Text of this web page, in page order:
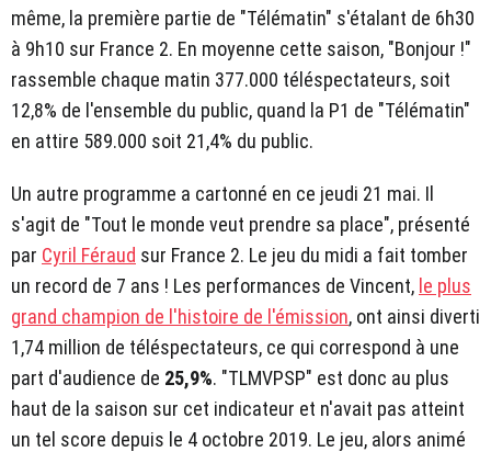
même, la première partie de "Télématin" s'étalant de 6h30
à 9h10 sur France 2. En moyenne cette saison, "Bonjour !"
rassemble chaque matin 377.000 téléspectateurs, soit
12,8% de l'ensemble du public, quand la P1 de "Télématin"
en attire 589.000 soit 21,4% du public.
Un autre programme a cartonné en ce jeudi 21 mai. Il
s'agit de "Tout le monde veut prendre sa place", présenté
par Cyril Féraud sur France 2. Le jeu du midi a fait tomber
un record de 7 ans ! Les performances de Vincent, le plus
grand champion de l'histoire de l'émission, ont ainsi diverti
1,74 million de téléspectateurs, ce qui correspond à une
part d'audience de 25,9%. "TLMVPSP" est donc au plus
haut de la saison sur cet indicateur et n'avait pas atteint
un tel score depuis le 4 octobre 2019. Le jeu, alors animé